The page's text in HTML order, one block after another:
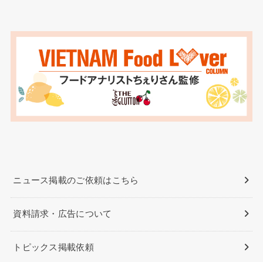
ニュース掲載のご依頼はこちら
資料請求・広告について
トピックス掲載依頼